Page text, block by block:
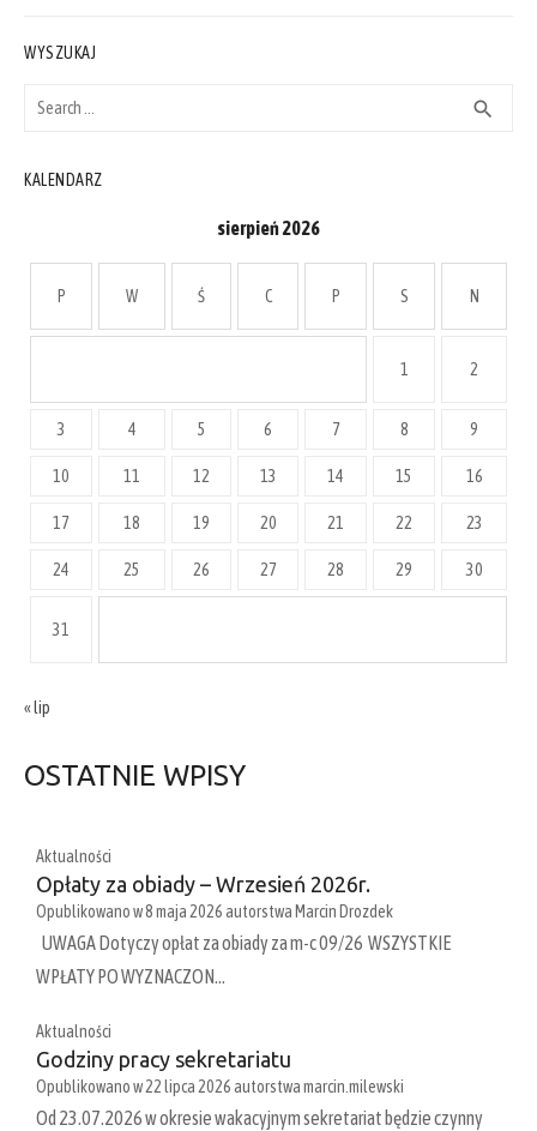
WYSZUKAJ
Search
search
KALENDARZ
sierpień 2026
P W Ś C P S N
1 2
3 4 5 6 7 8 9
10 11 12 13 14 15 16
17 18 19 20 21 22 23
24 25 26 27 28 29 30
31
« lip
OSTATNIE WPISY
Aktualności
Opłaty za obiady – Wrzesień 2026r.
Opublikowano w8 maja 2026autorstwa Marcin Drozdek
UWAGA Dotyczy opłat za obiady za m-c 09/26 WSZYSTKIE
WPŁATY PO WYZNACZON…
Aktualności
Godziny pracy sekretariatu
Opublikowano w22 lipca 2026autorstwamarcin.milewski
Od 23.07.2026 w okresie wakacyjnym sekretariat będzie czynny